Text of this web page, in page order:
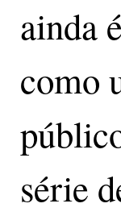
ainda
como
série